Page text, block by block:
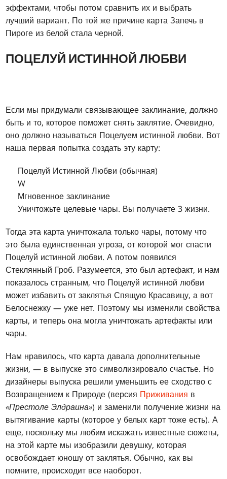
эффектами, чтобы потом сравнить их и выбрать
лучший вариант. По той же причине карта Запечь в
Пироге из белой стала черной.
ПОЦЕЛУЙ ИСТИННОЙ ЛЮБВИ
Если мы придумали связывающее заклинание, должно
быть и то, которое поможет снять заклятие. Очевидно,
оно должно называться Поцелуем истинной любви. Вот
наша первая попытка создать эту карту:
Поцелуй Истинной Любви (обычная)
W
Мгновенное заклинание
Уничтожьте целевые чары. Вы получаете 3 жизни.
Тогда эта карта уничтожала только чары, потому что
это была единственная угроза, от которой мог спасти
Поцелуй истинной любви. А потом появился
Стеклянный Гроб. Разумеется, это был артефакт, и нам
показалось странным, что Поцелуй истинной любви
может избавить от заклятья Спящую Красавицу, а вот
Белоснежку — уже нет. Поэтому мы изменили свойства
карты, и теперь она могла уничтожать артефакты или
чары.
Нам нравилось, что карта давала дополнительные
жизни, — в выпуске это символизировало счастье. Но
дизайнеры выпуска решили уменьшить ее сходство с
Возвращением к Природе (версия Приживания в
«Престоле Элдраина») и заменили получение жизни на
вытягивание карты (которое у белых карт тоже есть). А
еще, поскольку мы любим искажать известные сюжеты,
на этой карте мы изобразили девушку, которая
освобождает юношу от заклятья. Обычно, как вы
помните, происходит все наоборот.